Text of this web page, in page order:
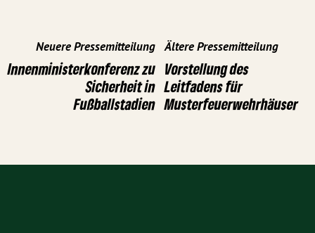
Neuere Pressemitteilung
Innenministerkonferenz zu
Sicherheit in
Fußballstadien
Ältere Pressemitteilung
Vorstellung des
Leitfadens für
Musterfeuerwehrhäuser